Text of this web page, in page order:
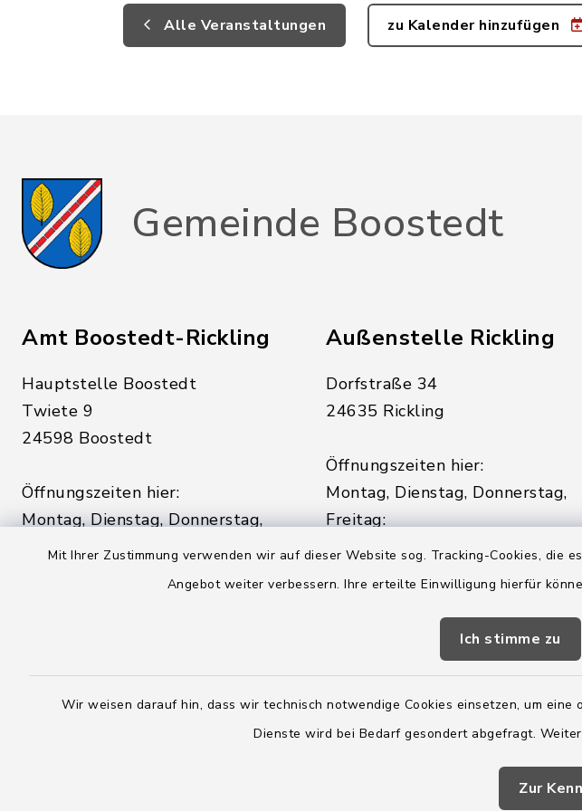
Mit Ihrer Zustimmung verwenden wir auf dieser Website sog. Tracking-Cookies, die
Angebot weiter verbessern. Ihre erteilte Einwilligung hierfür
Ich stimme zu
Wir weisen darauf hin, dass wir technisch notwendige Cookies einsetzen, um
Dienste wird bei Bedarf gesondert abgefragt.
Zur
Alle Veranstaltungen zu Kalender hinzufügen
Gemeinde Boostedt
Amt Boostedt-Rickling
Hauptstelle Boostedt
Twiete 9
24598 Boostedt
Öffnungszeiten hier:
Montag, Dienstag, Donnerstag,
Freitag:
04393 9976-0
Außenstelle Rickling
Dorfstraße 34
24635 Rickling
Öffnungszeiten hier:
Montag, Dienstag, Donnerstag,
Freitag:
08:00 - 12:00 Uhr
14:00 - 18:00 Uhr
04328 179-0
04328 - 179-44
info@amt-boostedt-
rickling.de